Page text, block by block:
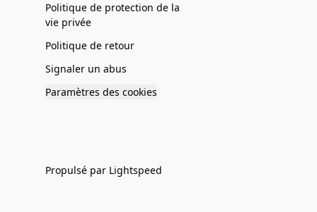
Politique de protection de la
vie privée
Politique de retour
Signaler un abus
Paramètres des cookies
Propulsé par Lightspeed